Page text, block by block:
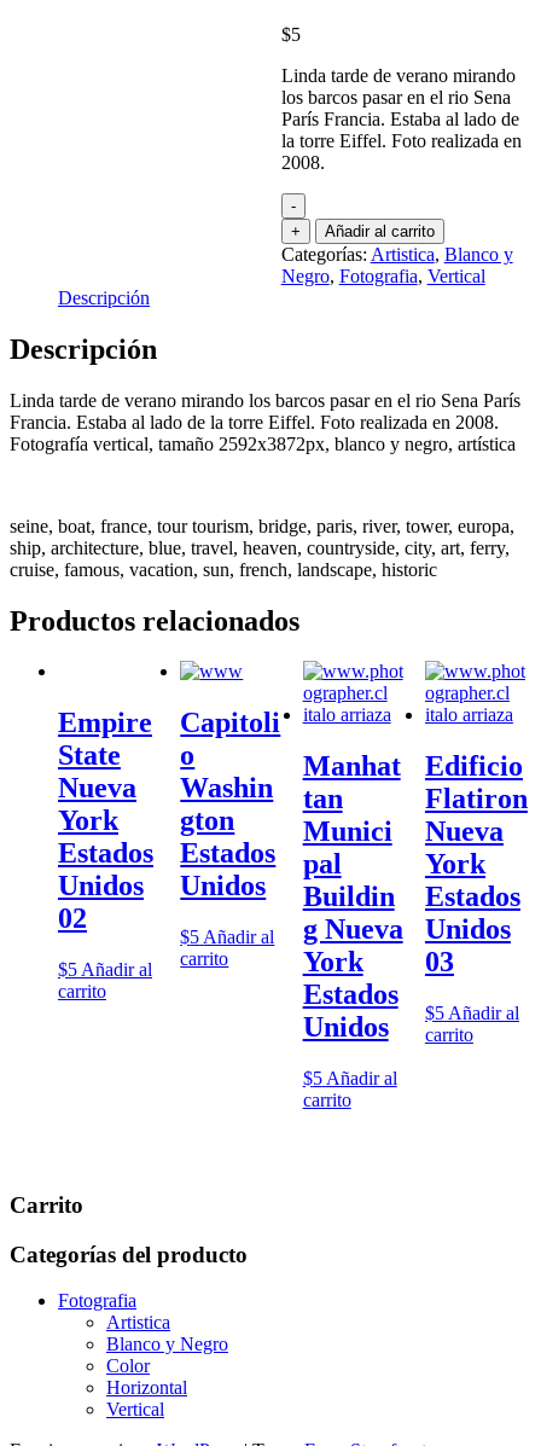
$5
Linda tarde de verano mirando
los barcos pasar en el rio Sena
París Francia. Estaba al lado de
la torre Eiffel. Foto realizada en
2008.
-
+
Añadir al carrito
Categorías: Artistica, Blanco y
Negro, Fotografia, Vertical
Descripción
Descripción
Linda tarde de verano mirando los barcos pasar en el rio Sena París
Francia. Estaba al lado de la torre Eiffel. Foto realizada en 2008.
Fotografía vertical, tamaño 2592x3872px, blanco y negro, artística
seine, boat, france, tour tourism, bridge, paris, river, tower, europa,
ship, architecture, blue, travel, heaven, countryside, city, art, ferry,
cruise, famous, vacation, sun, french, landscape, historic
Productos relacionados
Empire
State
Nueva
York
Estados
Unidos
02
$5 Añadir al
carrito
Capitoli
o
Washin
gton
Estados
Unidos
$5 Añadir al
carrito
Manhat
tan
Munici
pal
Buildin
g Nueva
York
Estados
Unidos
$5 Añadir al
carrito
Edificio
Flatiron
Nueva
York
Estados
Unidos
03
$5 Añadir al
carrito
Carrito
Categorías del producto
Fotografia
Artistica
Blanco y Negro
Color
Horizontal
Vertical